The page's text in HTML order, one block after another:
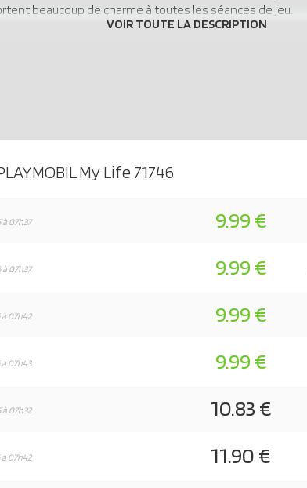
beaucoup de charme à toutes les séances de jeu.
My Life 71746
07h37 9.99 €
07h37 9.99 €
07h42 9.99 €
07h43 9.99 €
07h32 10.83 €
07h42 11.90 €